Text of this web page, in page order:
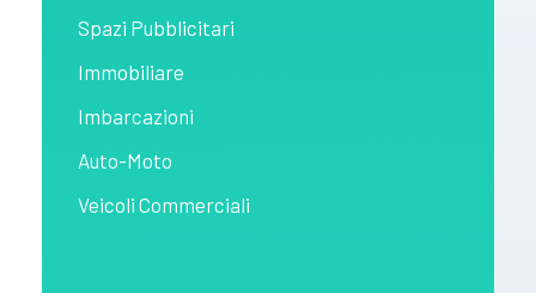
Spazi Pubblicitari
Immobiliare
Imbarcazioni
Auto-Moto
Veicoli Commerciali